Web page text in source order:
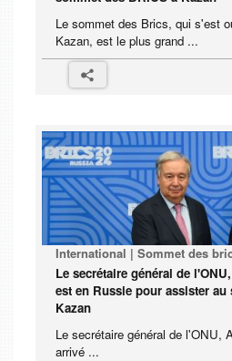
Le sommet des Brics, qui s'est
Kazan, est le plus grand ...
International | Sommet des
Le secrétaire général de
est en Russie pour assister
Kazan
Le secrétaire général de l'ONU,
arrivé ...